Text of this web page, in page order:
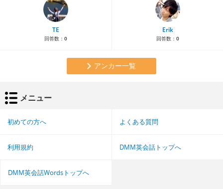
TE
回答数： 0
Erik
回答数： 0
アンカー一覧
メニュー
初めての方へ よくある質問
利用規約 DMM英会話トップへ
DMM英会話Wordsトップへ